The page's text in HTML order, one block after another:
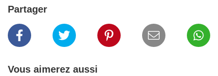
Partager
Vous aimerez aussi